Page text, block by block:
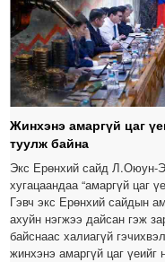
Жинхэнэ амаргүй цаг
туулж байна
Экс Ерөнхий сайд Л.Оюун-
хугацаандаа “амаргүй цаг
Гэвч экс Ерөнхий сайдын
ахуйн нэгжээ дайсан гэж
байснаас халиагүй
жинхэнэ амаргүй цаг